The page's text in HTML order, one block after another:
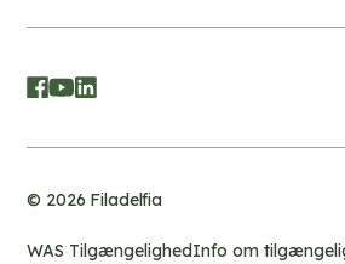
© 2026 Filadelfia
WAS TilgængelighedInfo om